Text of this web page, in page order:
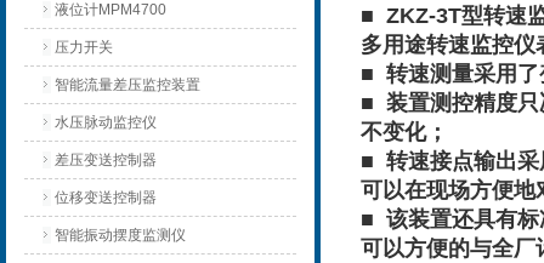
液位计MPM4700
压力开关
智能流量差压监控装置
水压脉动监控仪
差压变送控制器
位移变送控制器
智能振动摆度监测仪
■ ZKZ-3T型转速
多用途转速监控仪
■ 转速测量采用了
■ 装置测控精度只
不变化；
■ 转速接点输出采
可以在现场方便地
■ 该装置还具有标
可以方便的与全厂